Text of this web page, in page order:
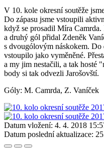
V 10. kole okresní soutěže
Do zápasu jsme vstoupili
když se prosadil Míra
a druhý gól přidal Zdeněk
s dvougólovým náskokem. Do
vstoupilo jako vyměněné.
a my jim nestačili, a tak hosté
body si tak odvezli Jarošovští.
Góly: M. Camrda, Z. Vaníček
Datum vložení: 4. 4. 2018
Datum poslední aktualizace: